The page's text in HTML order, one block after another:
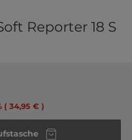
Reporter 18 S
( 34,95 € )